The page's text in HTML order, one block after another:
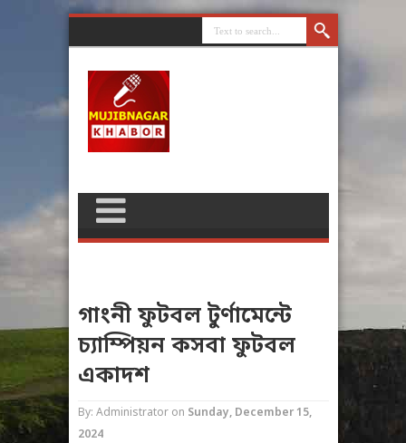
গাংনী ফুটবল টুর্ণামেন্টে
চ্যাম্পিয়ন কসবা ফুটবল
একাদশ
By: Administrator on Sunday, December 15,
2024